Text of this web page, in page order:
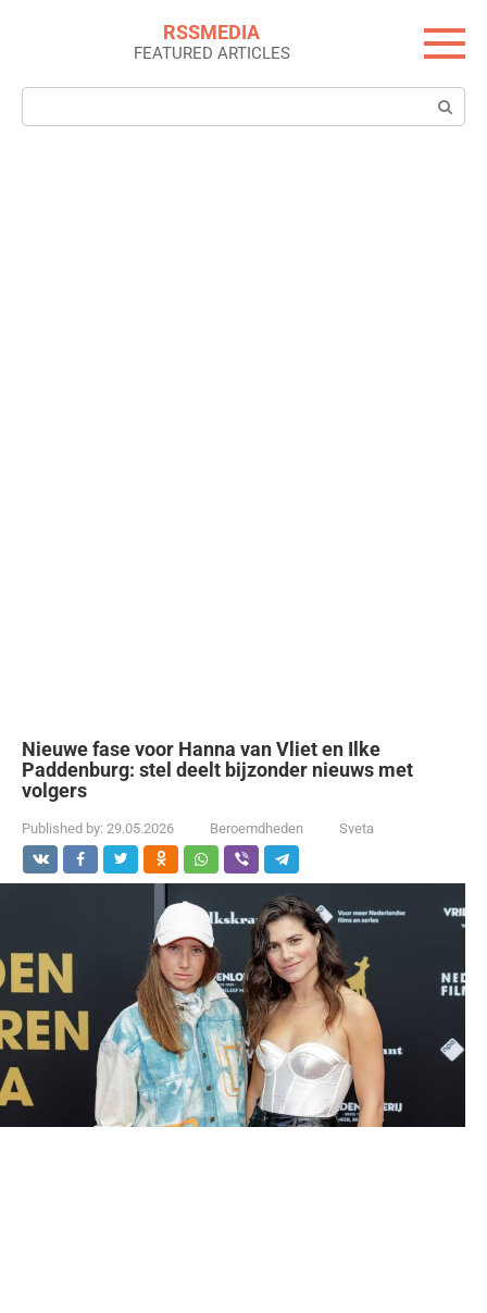
RSSMEDIA
FEATURED ARTICLES
Search:
Nieuwe fase voor Hanna van Vliet en Ilke
Paddenburg: stel deelt bijzonder nieuws met
volgers
Published by: 29.05.2026 Beroemdheden Sveta